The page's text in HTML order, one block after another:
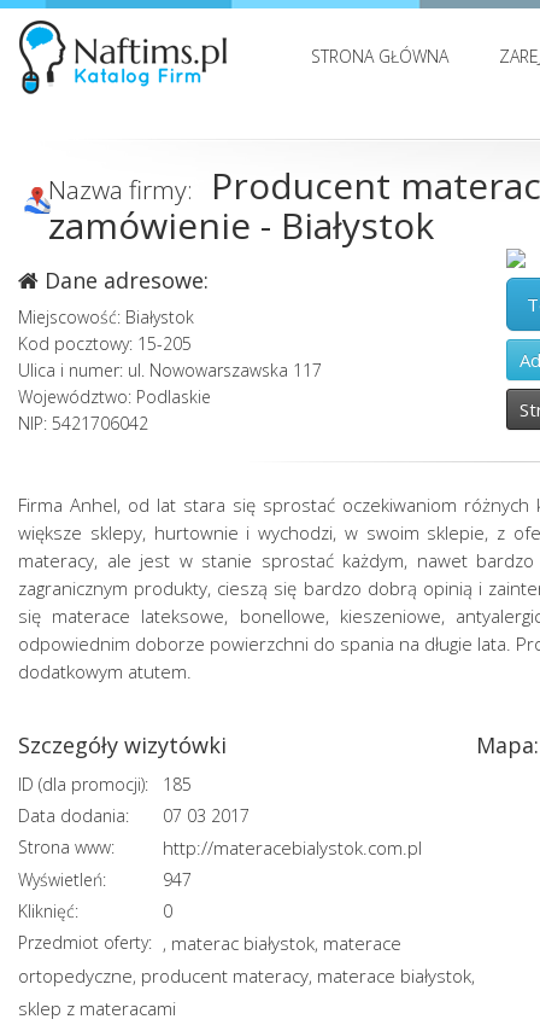
STRONA GŁÓWNA
Nazwa firmy:
Producent
zamówienie - Białystok
Dane adresowe:
Miejscowość: Białystok
Kod pocztowy: 15-205
Ulica i numer: ul. Nowowarszawska 117
Województwo: Podlaskie
NIP: 5421706042
Firma Anhel, od lat stara się sprostać oczekiwaniom
większe sklepy, hurtownie i wychodzi, w swoim sklepie, z
materacy, ale jest w stanie sprostać każdym, nawet
zagranicznym produkty, cieszą się bardzo dobrą opinią i
się materace lateksowe, bonellowe, kieszeniowe,
odpowiednim doborze powierzchni do spania na długie lata.
dodatkowym atutem.
Szczegóły wizytówki
ID (dla promocji):
185
Data dodania:
07 03 2017
Strona www:
http://materacebialystok.com.pl
Wyświetleń:
947
Kliknięć:
0
Przedmiot oferty: , materac białystok, materace
ortopedyczne, producent materacy, materace białystok,
sklep z materacami
Mapa: